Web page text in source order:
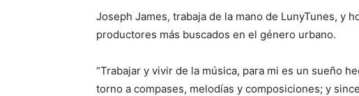
Joseph James, trabaja de la mano de LunyTunes, y
productores más buscados en el género urbano.
“Trabajar y vivir de la música, para mi es un sueño
torno a compases, melodías y composiciones; y